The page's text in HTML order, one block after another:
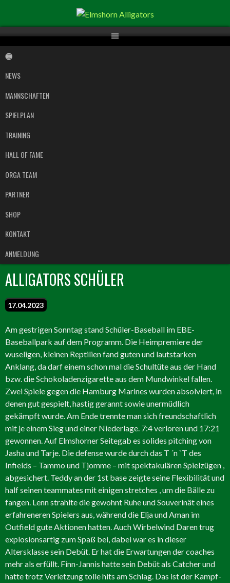
Inhalt
NEWS
MANNSCHAFTEN
SPIELPLAN
TRAINING
HALL OF FAME
ORGA TEAM
PARTNER
SHOP
KONTAKT
ANMELDUNG
ALLIGATORS SCHÜLER
17.04.2023
Am gestrigen Sonntag stand Schüler-Baseball im EBE-
Baseballpark auf dem Programm. Die Heimpremiere der
wuseligen, kleinen Reptilien fand guten und lautstarken
Anklang, da darf einem schon mal die Schultüte aus der Hand
bzw. die Schokoladenzigarette aus dem Mundwinkel fallen.
Zwei Spiele gegen die Hamburg Marines wurden absolviert, in
denen gut gespielt, hastig gerannt sowie unermüdlich
gekämpft wurde. Am Ende trennte man sich freundschaftlich
mit je einem Sieg und einer Niederlage. 7:4 verloren und 17:21
gewonnen. Auf Elmshorner Seitegab es solides pitching von
Jasha und Tarje. Die defense wurde durch das T ´n `T des
Infields – Tammo und Tjomme – mit spektakulären Spielzügen ,
abgesichert. Teddy an der 1st base zeigte seine Flexibilität und
half seinen teammates mit einigen stretches , um die Bälle zu
fangen. Lenn strahlte die gewohnt Ruhe und Souverinät eines
erfahreneren Spielers aus, während die Elja und Aman im
Outfield gute Aktionen hatten. Auch Wirbelwind Daren trug
explosionsartig zum Spaß bei, dabei war es in dieser
Altersklasse sein Debüt. Er hat die Erwartungen der coaches
mehr als erfüllt. Finn-Jannis hatte sein Debüt als Catcher und
hatte trotz Verletzung tolle hits am Schlag. Das ist der Kampf-